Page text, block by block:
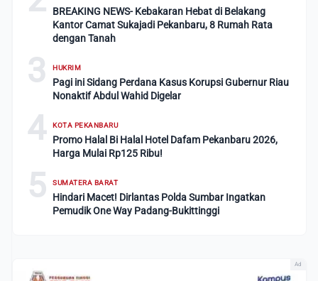
BREAKING NEWS- Kebakaran Hebat di Belakang
Kantor Camat Sukajadi Pekanbaru, 8 Rumah Rata
dengan Tanah
3 HUKRIM
Pagi ini Sidang Perdana Kasus Korupsi Gubernur Riau
Nonaktif Abdul Wahid Digelar
4 KOTA PEKANBARU
Promo Halal Bi Halal Hotel Dafam Pekanbaru 2026,
Harga Mulai Rp125 Ribu!
5 SUMATERA BARAT
Hindari Macet! Dirlantas Polda Sumbar Ingatkan
Pemudik One Way Padang-Bukittinggi
Ad